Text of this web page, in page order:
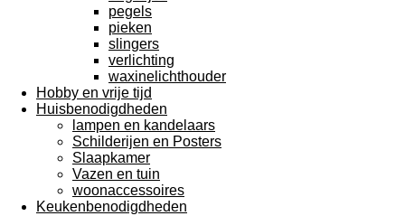
pegels
pieken
slingers
verlichting
waxinelichthouder
Hobby en vrije tijd
Huisbenodigdheden
lampen en kandelaars
Schilderijen en Posters
Slaapkamer
Vazen en tuin
woonaccessoires
Keukenbenodigdheden